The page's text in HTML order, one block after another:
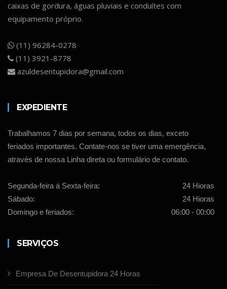
caixas de gordura, águas pluviais e conduítes com
equipamento próprio.
(11) 96284-0278
(11) 3921-8778
azuldesentupidora@gmail.com
EXPEDIENTE
Trabalhamos 7 dias por semana, todos os dias, exceto
feriados importantes. Contate-nos se tiver uma emergência,
através de nossa Linha direta ou formulário de contato.
Segunda-feira á Sexta-feira:
24 Hioras
Sábado:
24 Hioras
Domingo e feriados:
06:00 - 00:00
SERVIÇOS
Empresa De Desentupidora 24 Horas